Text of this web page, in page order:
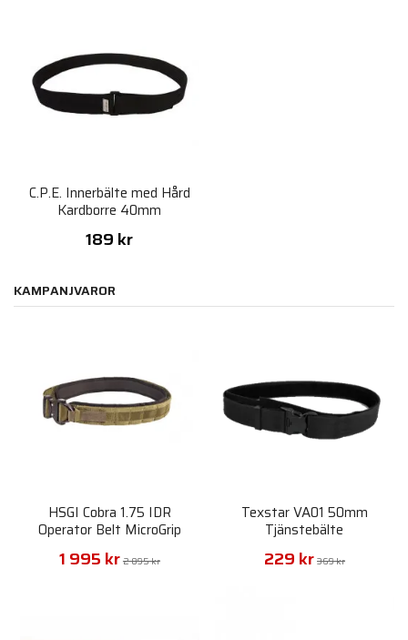
C.P.E. Innerbälte med Hård
Kardborre 40mm
189 kr
KAMPANJVAROR
HSGI Cobra 1.75 IDR
Operator Belt MicroGrip
1 995 kr 2 895 kr
Texstar VA01 50mm
Tjänstebälte
229 kr 369 kr